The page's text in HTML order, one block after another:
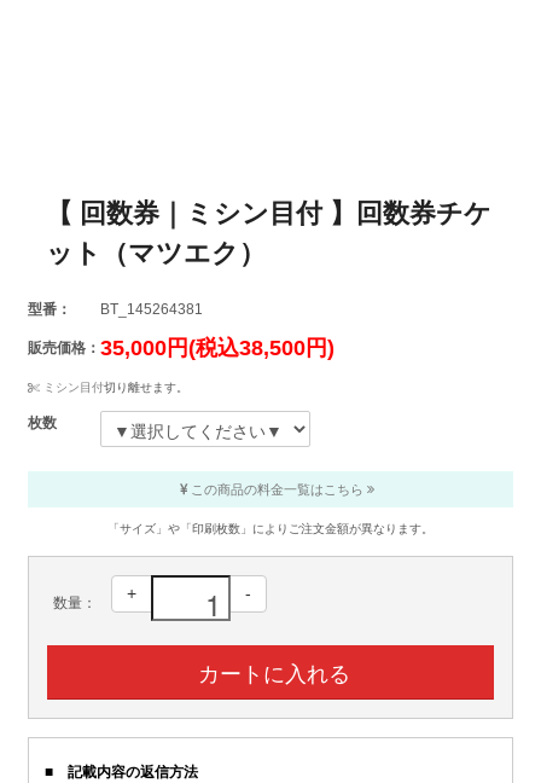
【 回数券｜ミシン目付 】回数券チケ
ット（マツエク）
型番： BT_145264381
販売価格： 35,000円(税込38,500円)
ミシン目付切り離せます。
枚数
この商品の料金一覧はこちら
「サイズ」や「印刷枚数」によりご注文金額が異なります。
数量：
+ -
■ 記載内容の返信方法